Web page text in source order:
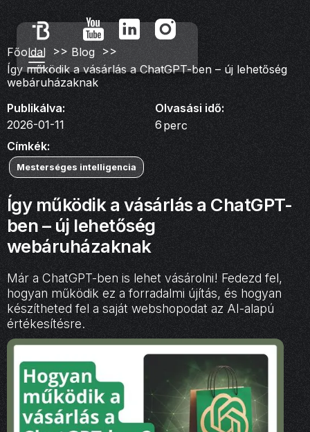
Főoldal >> Blog >>
Így működik a vásárlás a ChatGPT-ben – új lehetőség
webáruházaknak
Publikálva:
2026-01-11
Olvasási idő:
6 perc
Címkék:
Mesterséges intelligencia
Így működik a vásárlás a ChatGPT-
ben – új lehetőség
webáruházaknak
Már a ChatGPT-ben is lehet vásárolni! Fedezd fel,
hogyan működik ez a forradalmi újítás, és hogyan
készítheted fel a saját webshopodat az AI-alapú
értékesítésre.